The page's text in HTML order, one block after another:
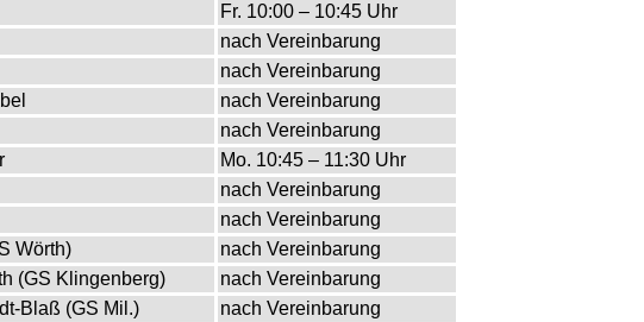
Fr. 10:00 – 10:45 Uhr
nach Vereinbarung
nach Vereinbarung
nach Vereinbarung
nach Vereinbarung
Mo. 10:45 – 11:30 Uhr
nach Vereinbarung
nach Vereinbarung
Wörth)
nach Vereinbarung
(GS Klingenberg)
nach Vereinbarung
Blaß (GS Mil.)
nach Vereinbarung